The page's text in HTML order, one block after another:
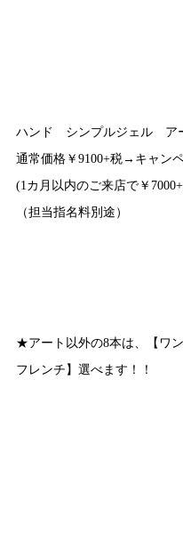
ハンド シンプルジェル ア
通常価格￥9100+税→キャン
(1カ月以内のご来店で￥7000+
（担当指名料別途）
★アート以外の8本は、【ワ
フレンチ】選べます！！